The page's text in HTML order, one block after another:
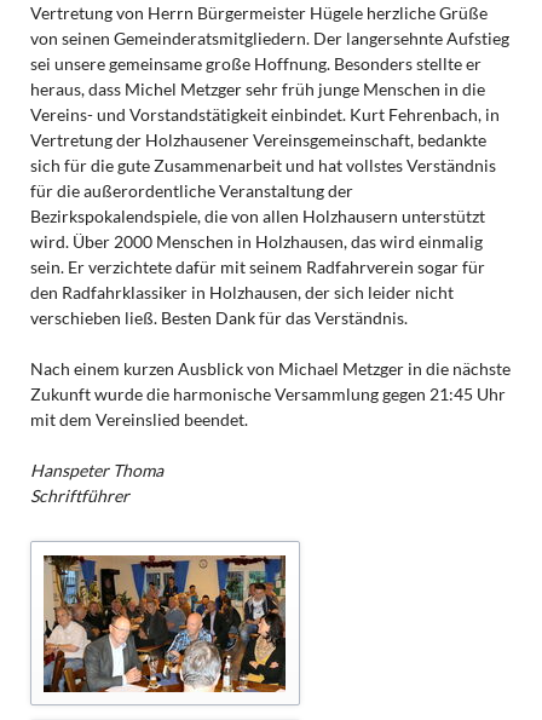
Vertretung von Herrn Bürgermeister Hügele herzliche Grüße
von seinen Gemeinderatsmitgliedern. Der langersehnte Aufstieg
sei unsere gemeinsame große Hoffnung. Besonders stellte er
heraus, dass Michel Metzger sehr früh junge Menschen in die
Vereins- und Vorstandstätigkeit einbindet. Kurt Fehrenbach, in
Vertretung der Holzhausener Vereinsgemeinschaft, bedankte
sich für die gute Zusammenarbeit und hat vollstes Verständnis
für die außerordentliche Veranstaltung der
Bezirkspokalendspiele, die von allen Holzhausern unterstützt
wird. Über 2000 Menschen in Holzhausen, das wird einmalig
sein. Er verzichtete dafür mit seinem Radfahrverein sogar für
den Radfahrklassiker in Holzhausen, der sich leider nicht
verschieben ließ. Besten Dank für das Verständnis.
Nach einem kurzen Ausblick von Michael Metzger in die nächste
Zukunft wurde die harmonische Versammlung gegen 21:45 Uhr
mit dem Vereinslied beendet.
Hanspeter Thoma
Schriftführer